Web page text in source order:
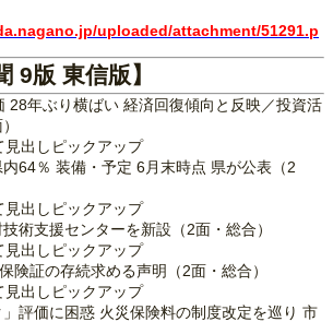
uploaded/attachment/51291.p
9版 東信版】
28年ぶり横ばい 経済回復傾向と反映／投資活
出しピックアップ
64％ 装備・予定 6月末時点 県が公表（2
出しピックアップ
術支援センターを新設（2面・総合）
出しピックアップ
険証の存続求める声明（2面・総合）
出しピックアップ
評価に困惑 火災保険料の制度改定を巡り 市